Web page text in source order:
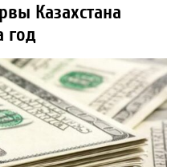
Казахстана
год